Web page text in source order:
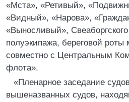
«Мста», «Ретивый»,
«Видный», «Нарова»,
«Выносливый»,
полуэкипажа, береговой
совместно с Центральным
флота».
«Пленарное заседание
вышеназванных судов,